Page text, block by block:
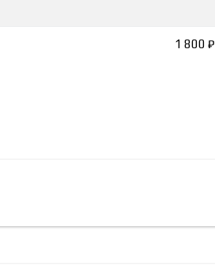
1 800 ₽